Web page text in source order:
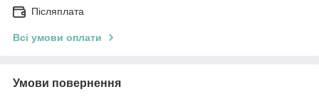
Післяплата
Всі умови оплати
Умови повернення